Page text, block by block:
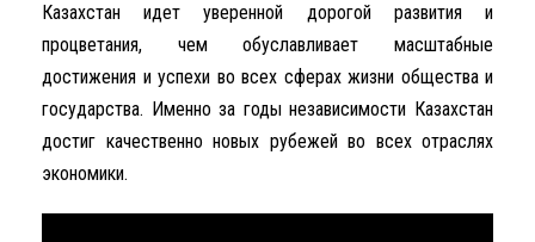
Казахстан идет уверенной дорогой развития и
процветания, чем обуславливает масштабные
достижения и успехи во всех сферах жизни общества и
государства. Именно за годы независимости Казахстан
достиг качественно новых рубежей во всех отраслях
экономики.